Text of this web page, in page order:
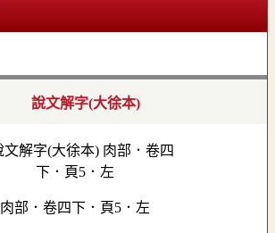
說文解字(大徐本)
肉部．卷四下．頁5．左